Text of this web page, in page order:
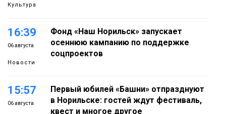
Культура
16:39
06 августа
Новости
Фонд «Наш Норильск» запускает
осеннюю кампанию по поддержке
соцпроектов
15:57
06 августа
Первый юбилей «Башни» отпразднуют
в Норильске: гостей ждут фестиваль,
квест и многое другое